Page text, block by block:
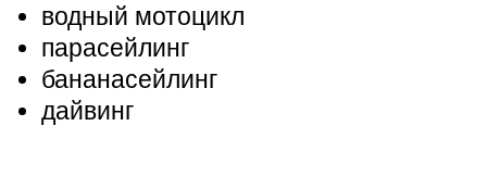
водный мотоцикл
парасейлинг
бананасейлинг
дайвинг